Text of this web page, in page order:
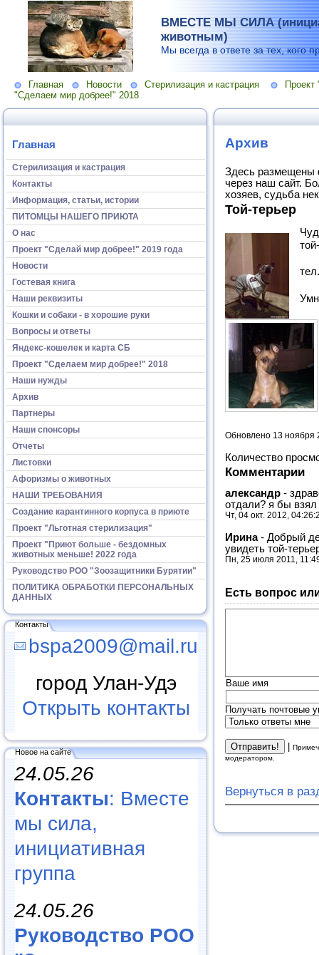
ВМЕСТЕ МЫ СИЛА
животным)
Мы всегда в ответе за тех, кого
Главная Новости Стерилизация и кастрация
"Сделаем мир добрее!" 2018
Главная
Стерилизация и кастрация
Контакты
Информация, статьи, истории
ПИТОМЦЫ НАШЕГО ПРИЮТА
О нас
Проект "Сделай мир добрее!" 2019 года
Новости
Гостевая книга
Наши реквизиты
Кошки и собаки - в хорошие руки
Вопросы и ответы
Яндекс-кошелек и карта СБ
Проект "Сделаем мир добрее!" 2018
Наши нужды
Архив
Партнеры
Наши спонсоры
Отчеты
Листовки
Афоризмы о животных
НАШИ ТРЕБОВАНИЯ
Создание карантинного корпуса в приюте
Проект "Льготная стерилизация"
Проект "Приют больше - бездомных
животных меньше! 2022 года
Руководство РОО "Зоозащитники Бурятии"
ПОЛИТИКА ОБРАБОТКИ ПЕРСОНАЛЬНЫХ
ДАННЫХ
Контакты
bspa2009@mail.ru
город Улан-Удэ
Открыть контакты
Новое на сайте
24.05.26
Контакты: Вместе
мы сила,
инициативная
группа
24.05.26
Руководство РОО
Архив
Здесь размещены
через наш сайт.
хозяев, судьба
Той-терьер
Обновлено 13 ноября
Количество
Комментарии
александр -
отдали? я бы
Чт, 04 окт. 2012,
Ирина- Добрый
увидеть той-
Пн, 25 июля 2011,
Есть вопрос
Ваше имя
Получать почтовые
модератором.
Вернуться в